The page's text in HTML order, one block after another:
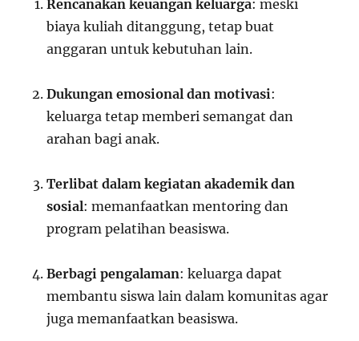
Rencanakan keuangan keluarga: meski
biaya kuliah ditanggung, tetap buat
anggaran untuk kebutuhan lain.
Dukungan emosional dan motivasi:
keluarga tetap memberi semangat dan
arahan bagi anak.
Terlibat dalam kegiatan akademik dan
sosial: memanfaatkan mentoring dan
program pelatihan beasiswa.
Berbagi pengalaman: keluarga dapat
membantu siswa lain dalam komunitas agar
juga memanfaatkan beasiswa.